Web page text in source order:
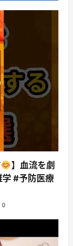
】血流を劇
#予防医療
0